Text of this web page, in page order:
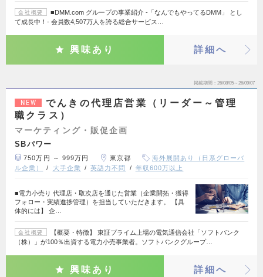
会社概要
■DMM.com グループの事業紹介 -「なんでもやってるDMM」 とし
て成長中！- 会員数4,507万人を誇る総合サービス…
興味あり 詳細へ
掲載期間 26/08/05～26/09/07
NEW
でんきの代理店営業（リーダー～管理
職クラス）
マーケティング・販促企画
SBパワー
750万円 ～ 999万円 東京都
海外展開あり（日系グローバ
ル企業）
大手企業 英語力不問 年収600万以上
■電力小売り 代理店・取次店を通じた営業（企業開拓・獲得
フォロー・実績進捗管理）を担当していただきます。 【具
体的には】 企…
会社概要
【概要・特徴】 東証プライム上場の電気通信会社「ソフトバンク
（株）」が100％出資する電力小売事業者。ソフトバンクグループ…
興味あり 詳細へ